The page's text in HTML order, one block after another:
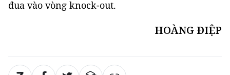
đua vào vòng knock-out.
HOÀNG ĐIỆP